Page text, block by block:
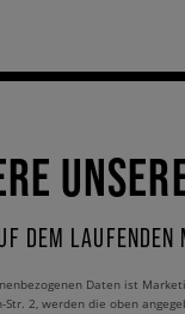
DEM LAUFENDEN
Daten ist
Str. 2, werden die oben